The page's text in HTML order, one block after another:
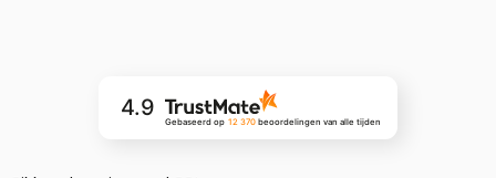
4.9
Gebaseerd op 12 370beoordelingen van alle tijden